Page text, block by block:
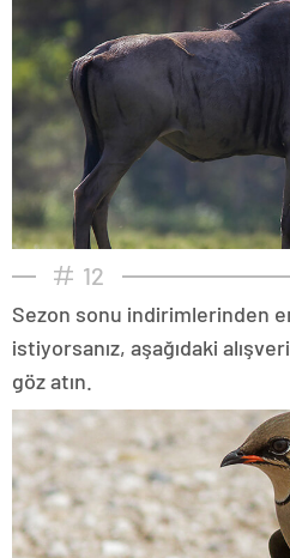
12
Sezon sonu indirimlerinden
istiyorsanız, aşağıdaki
göz atın.